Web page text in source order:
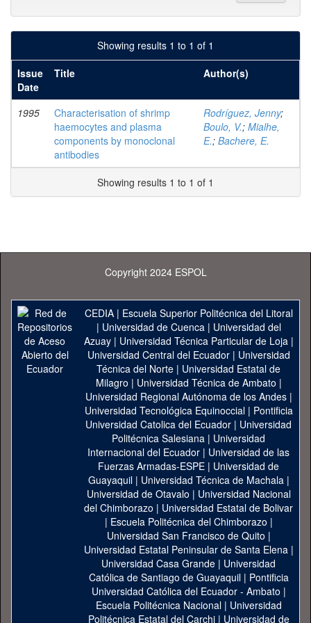
Showing results 1 to 1 of 1
Issue
Date
Title Author(s)
1995
Characterisation of shrimp
haemocytes and plasma
components by monoclonal
antibodies
Rodríguez, Jenny;
Boulo, V.; Mialhe,
E.; Bachere, E.
Showing results 1 to 1 of 1
Copyright 2024 ESPOL
CEDIA| Escuela Superior Politécnica del Litoral
| Universidad de Cuenca| Universidad del
Azuay| Universidad Técnica Particular de Loja|
Universidad Central del Ecuador| Universidad
Técnica del Norte | Universidad Estatal de
Milagro | Universidad Técnica de Ambato |
Universidad Regional Autónoma de los Andes|
Universidad Tecnológica Equinoccial| Pontificia
Universidad Catolica del Ecuador | Universidad
Politécnica Salesiana | Universidad
Internacional del Ecuador | Universidad de las
Fuerzas Armadas-ESPE | Universidad de
Guayaquil| Universidad Técnica de Machala|
Universidad de Otavalo | Universidad Nacional
del Chimborazo | Universidad Estatal de Bolivar
| Escuela Politécnica del Chimborazo |
Universidad San Francisco de Quito |
Universidad Estatal Peninsular de Santa Elena|
Universidad Casa Grande | Universidad
Católica de Santiago de Guayaquil| Pontificia
Universidad Católica del Ecuador - Ambato |
Escuela Politécnica Nacional| Universidad
Politécnica Estatal del Carchi| Universidad de